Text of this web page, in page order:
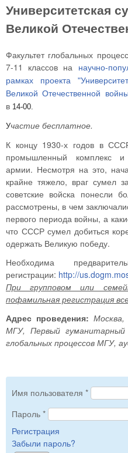
Университетская
Великой
Факультет глобальных
7-11 классов на научно-
рамках проекта
Великой Отечественной
в 14-00.
Участие бесплатное.
К концу 1930-х годов в
промышленный комплекс и
армии. Несмотря на это,
крайне тяжело, враг сумел
советские войска понесли
рассмотрены, в чем
первого периода войны, а
что СССР сумел добиться
одержать Великую победу.
Необходима
регистрации: http://
При групповом или
пофамильная регистрация
Адрес проведения:
МГУ, Первый
глобальных процессов МГУ,
Имя пользователя *
Пароль *
Регистрация
Забыли пароль?